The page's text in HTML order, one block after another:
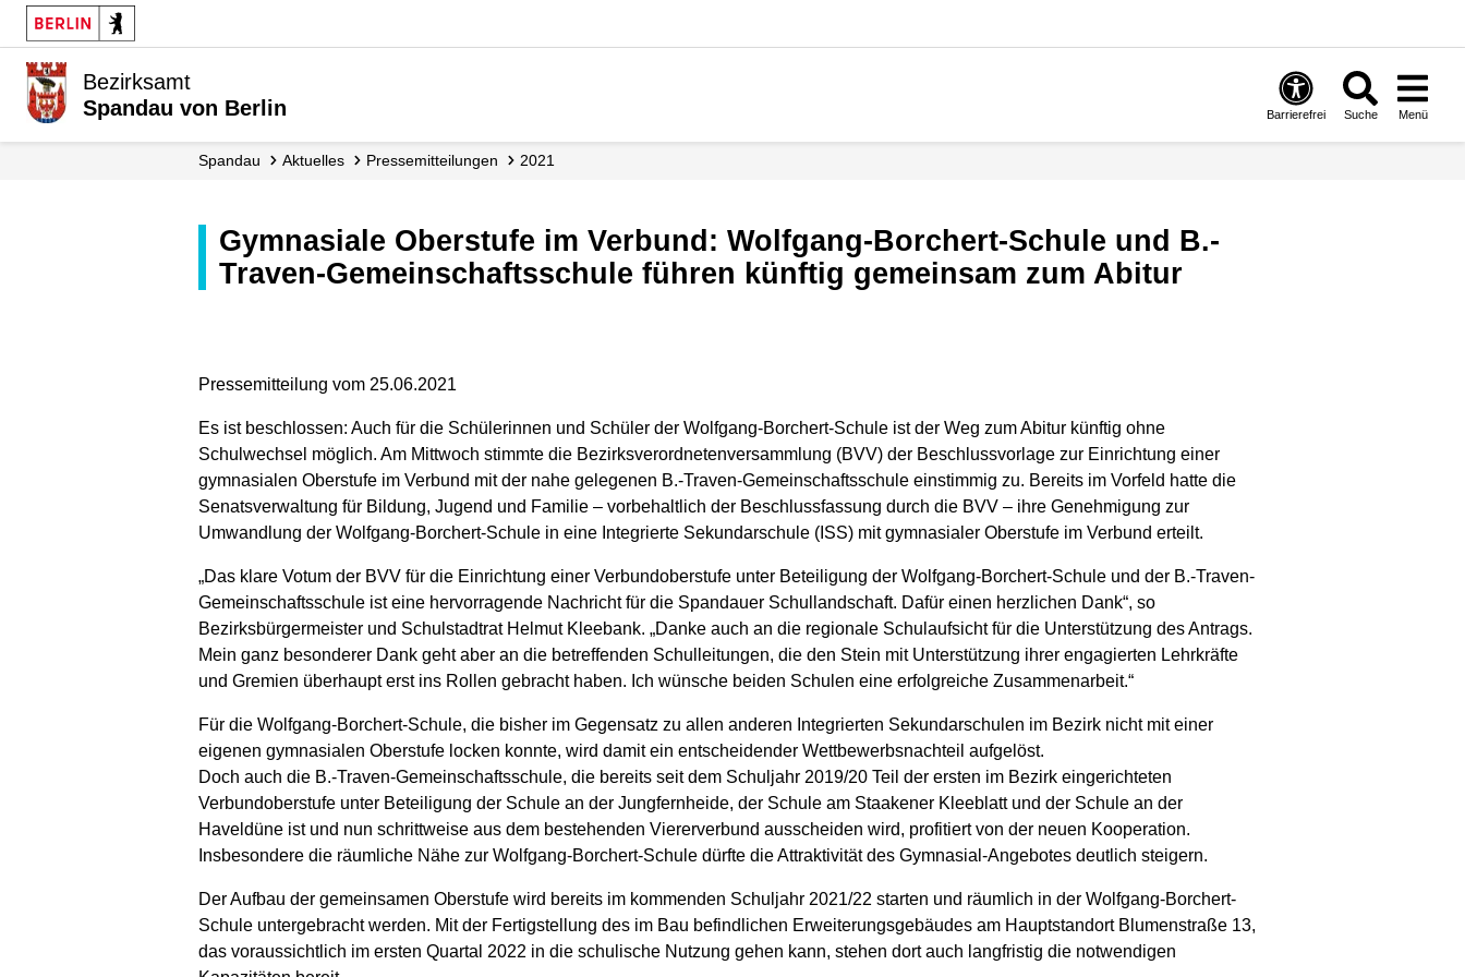
Bezirksamt
Spandau von Berlin
Barrierefrei Suche Menü
Spandau Aktuelles Presse­mitteilungen 2021
Gymnasiale Oberstufe im Verbund: Wolfgang-Borchert-Schule und B.-
Traven-Gemeinschaftsschule führen künftig gemeinsam zum Abitur
Pressemitteilung vom 25.06.2021
Es ist beschlossen: Auch für die Schülerinnen und Schüler der Wolfgang-Borchert-Schule ist der Weg zum Abitur künftig ohne
Schulwechsel möglich. Am Mittwoch stimmte die Bezirksverordnetenversammlung (BVV) der Beschlussvorlage zur Einrichtung einer
gymnasialen Oberstufe im Verbund mit der nahe gelegenen B.-Traven-Gemeinschaftsschule einstimmig zu. Bereits im Vorfeld hatte die
Senatsverwaltung für Bildung, Jugend und Familie – vorbehaltlich der Beschlussfassung durch die BVV – ihre Genehmigung zur
Umwandlung der Wolfgang-Borchert-Schule in eine Integrierte Sekundarschule (ISS) mit gymnasialer Oberstufe im Verbund erteilt.
„Das klare Votum der BVV für die Einrichtung einer Verbundoberstufe unter Beteiligung der Wolfgang-Borchert-Schule und der B.-Traven-
Gemeinschaftsschule ist eine hervorragende Nachricht für die Spandauer Schullandschaft. Dafür einen herzlichen Dank“, so
Bezirksbürgermeister und Schulstadtrat Helmut Kleebank. „Danke auch an die regionale Schulaufsicht für die Unterstützung des Antrags.
Mein ganz besonderer Dank geht aber an die betreffenden Schulleitungen, die den Stein mit Unterstützung ihrer engagierten Lehrkräfte
und Gremien überhaupt erst ins Rollen gebracht haben. Ich wünsche beiden Schulen eine erfolgreiche Zusammenarbeit.“
Für die Wolfgang-Borchert-Schule, die bisher im Gegensatz zu allen anderen Integrierten Sekundarschulen im Bezirk nicht mit einer
eigenen gymnasialen Oberstufe locken konnte, wird damit ein entscheidender Wettbewerbsnachteil aufgelöst.
Doch auch die B.-Traven-Gemeinschaftsschule, die bereits seit dem Schuljahr 2019/20 Teil der ersten im Bezirk eingerichteten
Verbundoberstufe unter Beteiligung der Schule an der Jungfernheide, der Schule am Staakener Kleeblatt und der Schule an der
Haveldüne ist und nun schrittweise aus dem bestehenden Viererverbund ausscheiden wird, profitiert von der neuen Kooperation.
Insbesondere die räumliche Nähe zur Wolfgang-Borchert-Schule dürfte die Attraktivität des Gymnasial-Angebotes deutlich steigern.
Der Aufbau der gemeinsamen Oberstufe wird bereits im kommenden Schuljahr 2021/22 starten und räumlich in der Wolfgang-Borchert-
Schule untergebracht werden. Mit der Fertigstellung des im Bau befindlichen Erweiterungsgebäudes am Hauptstandort Blumenstraße 13,
das voraussichtlich im ersten Quartal 2022 in die schulische Nutzung gehen kann, stehen dort auch langfristig die notwendigen